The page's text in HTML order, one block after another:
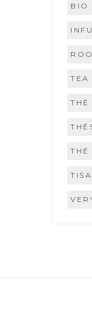
BIO
TEA
THÉ
THÉ